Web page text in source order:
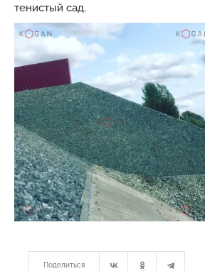
тенистый сад.
Поделиться